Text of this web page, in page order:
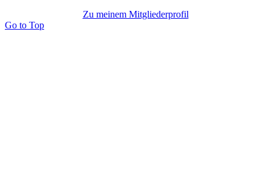
Zu meinem Mitgliederprofil
Go to Top